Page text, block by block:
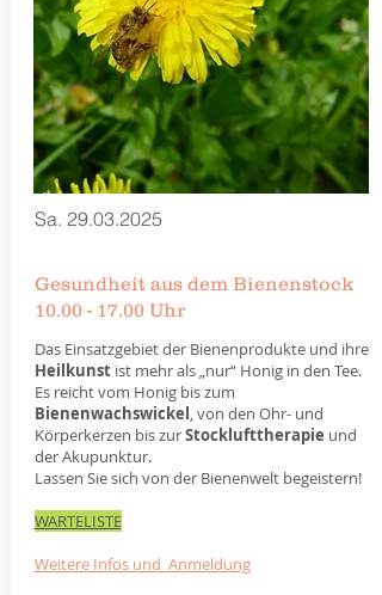
Sa. 29.03.2025
Gesundheit aus dem Bienenstock
10.00 - 17.00 Uhr
Das Einsatzgebiet der Bienenprodukte und ihre
Heilkunst ist mehr als „nur“ Honig in den Tee.
Es reicht vom Honig bis zum
Bienenwachswickel, von den Ohr- und
Körperkerzen bis zurStocklufttherapie und
der Akupunktur.
Lassen Sie sich von der Bienenwelt begeistern!
WARTELISTE
Weitere Infos und Anmeldung